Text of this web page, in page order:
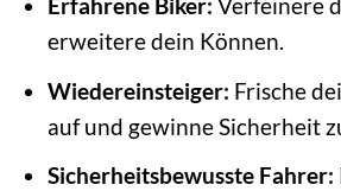
erweitere dein Können.
Wiedereinsteiger: Frische
auf und gewinne Sicherheit
Sicherheitsbewusste Fahrer: